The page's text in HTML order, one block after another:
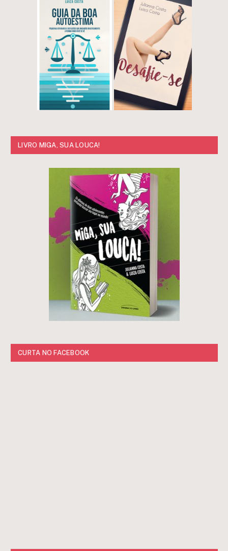
LIVRO MIGA, SUA LOUCA!
CURTA NO FACEBOOK